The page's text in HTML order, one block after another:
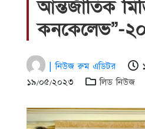
আন্তর্জাতিক
কনকেলেভ”-
| নিউজ রুম এডিটর
১৯/০৫/২০২৩
লিড নিউজ